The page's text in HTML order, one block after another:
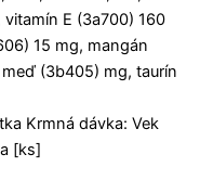
E (3a700) 160
15 mg, mangán
(3b405) mg, taurín
Krmná dávka: Vek
[ks]